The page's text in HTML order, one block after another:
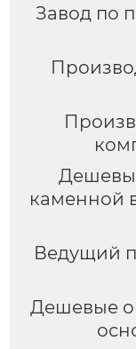
Завод по
каменной
Ведущий
Дешевые